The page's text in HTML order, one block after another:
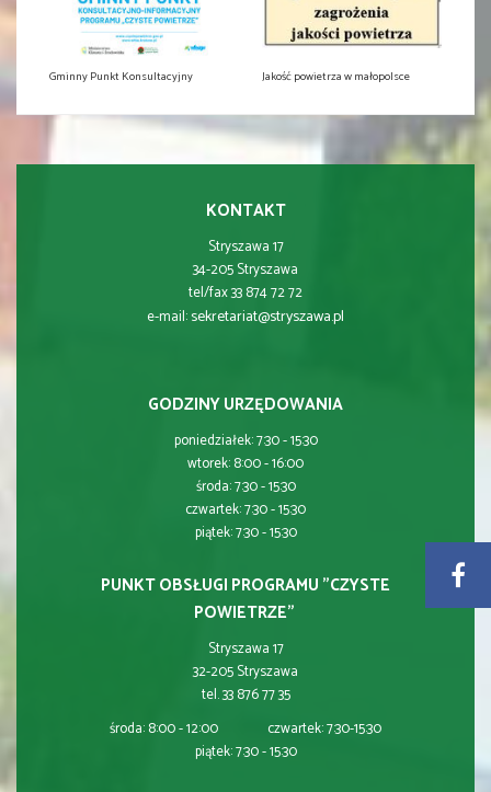
Gminny Punkt Konsultacyjny Jakość powietrza w małopolsce
KONTAKT
Stryszawa 17
34-205 Stryszawa
tel/fax 33 874 72 72
e-mail:sekretariat@stryszawa.pl
GODZINY URZĘDOWANIA
poniedziałek: 7:30 - 15:30
wtorek: 8:00 - 16:00
środa: 7:30 - 15:30
czwartek: 7:30 - 15:30
piątek: 7:30 - 15:30
PUNKT OBSŁUGI PROGRAMU "CZYSTE
POWIETRZE"
Stryszawa 17
32-205 Stryszawa
tel. 33 876 77 35
środa: 8:00 - 12:00 czwartek: 7:30-15:30
piątek: 7:30 - 15:30